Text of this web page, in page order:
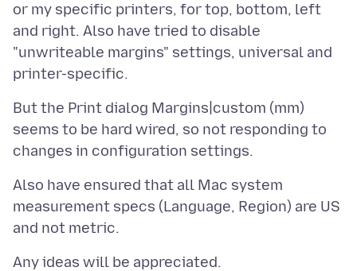
or my specific printers, for top, bottom, left
and right. Also have tried to disable
"unwriteable margins" settings, universal and
But the Print dialog Margins|custom (mm)
seems to be hard wired, so not responding to
Also have ensured that all Mac system
measurement specs (Language, Region) are US